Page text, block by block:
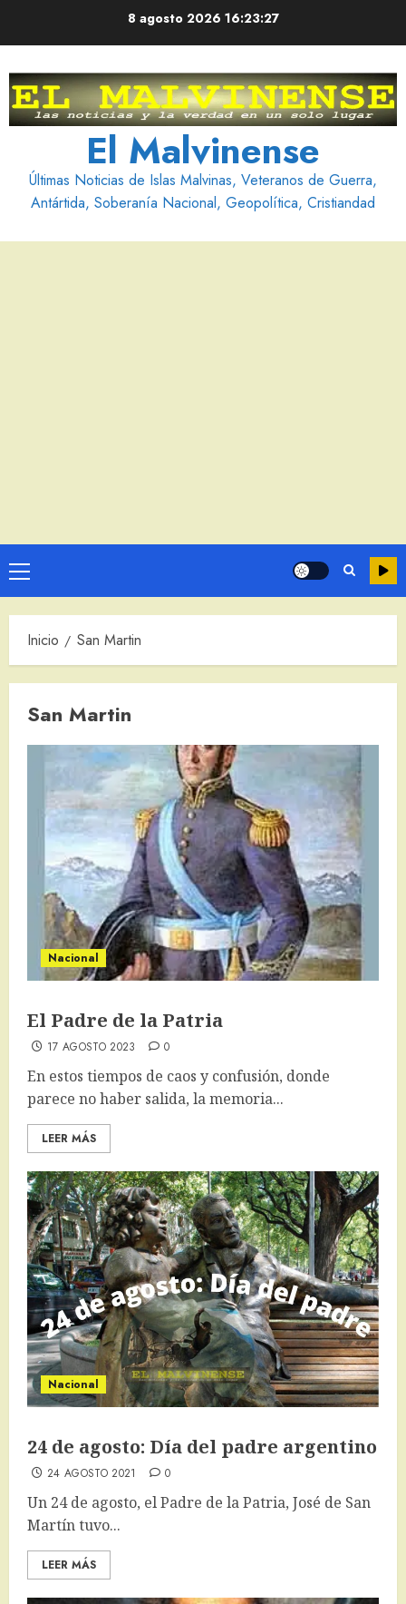
8 agosto 2026 16:23:28
El Malvinense
Últimas Noticias de Islas Malvinas, Veteranos de Guerra,
Antártida, Soberanía Nacional, Geopolítica, Cristiandad
Menú
principal
Inicio San Martin
San Martin
Nacional
El Padre de la Patria
17 AGOSTO 2023 0
En estos tiempos de caos y confusión, donde
parece no haber salida, la memoria...
LEER MÁS
Nacional
24 de agosto: Día del padre argentino
24 AGOSTO 2021 0
Un 24 de agosto, el Padre de la Patria, José de San
Martín tuvo...
LEER MÁS